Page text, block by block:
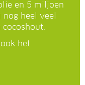
en 5 miljoen
heel veel
het